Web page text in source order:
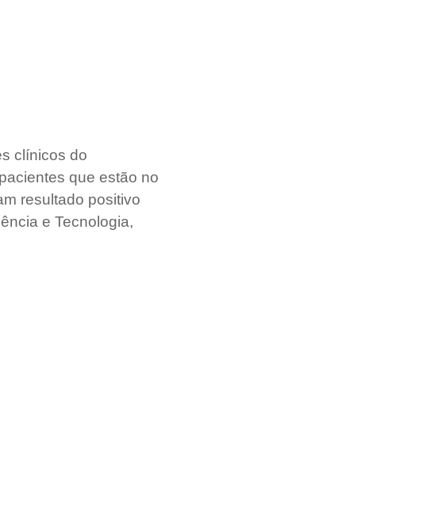
clínicos do
que estão no
resultado positivo
e Tecnologia,